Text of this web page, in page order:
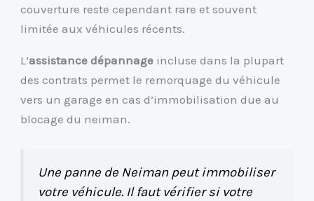
couverture reste cependant rare et souvent
limitée aux véhicules récents.
L’assistance dépannage incluse dans la plupart
des contrats permet le remorquage du véhicule
vers un garage en cas d’immobilisation due au
blocage du neiman.
Une panne de Neiman peut immobiliser
votre véhicule. Il faut vérifier si votre